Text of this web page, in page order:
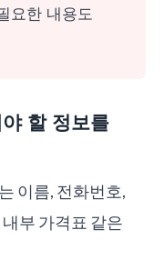
요한 내용도
할 정보를
이름, 전화번호,
부 가격표 같은